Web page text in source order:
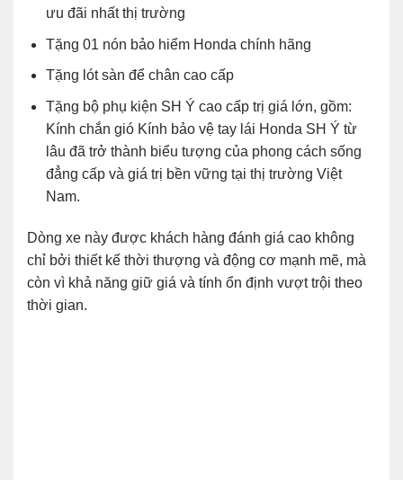
ưu đãi nhất thị trường
Tặng 01 nón bảo hiểm Honda chính hãng
Tặng lót sàn để chân cao cấp
Tặng bộ phụ kiện SH Ý cao cấp trị giá lớn, gồm:
Kính chắn gió Kính bảo vệ tay lái Honda SH Ý từ
lâu đã trở thành biểu tượng của phong cách sống
đẳng cấp và giá trị bền vững tại thị trường Việt
Nam.
Dòng xe này được khách hàng đánh giá cao không
chỉ bởi thiết kế thời thượng và động cơ mạnh mẽ, mà
còn vì khả năng giữ giá và tính ổn định vượt trội theo
thời gian.